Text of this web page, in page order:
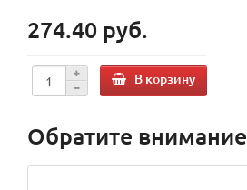
274.40 руб.
В корзину
Обратите внимание